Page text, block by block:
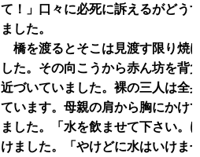
て！」口々に必死に訴えるがどう
ました。
橋を渡るとそこは見渡す限り焼
した。その向こうから赤ん坊を背
近づいていました。裸の三人は全
ています。母親の肩から胸にかけ
ました。「水を飲ませて下さい。
けました。「やけどに水はいけま